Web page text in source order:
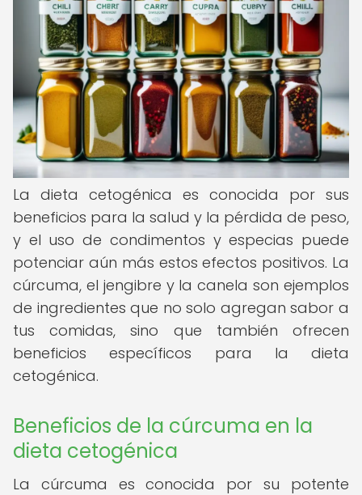
La dieta cetogénica es conocida por sus
beneficios para la salud y la pérdida de peso,
y el uso de condimentos y especias puede
potenciar aún más estos efectos positivos. La
cúrcuma, el jengibre y la canela son ejemplos
de ingredientes que no solo agregan sabor a
tus comidas, sino que también ofrecen
beneficios específicos para la dieta
cetogénica.
Beneficios de la cúrcuma en la
dieta cetogénica
La cúrcuma es conocida por su potente